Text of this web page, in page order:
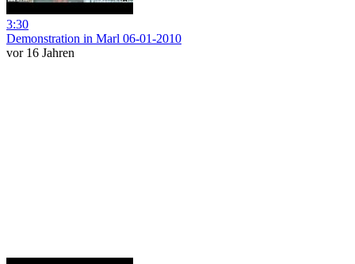
3:30
Demonstration in Marl 06-01-2010
vor 16 Jahren